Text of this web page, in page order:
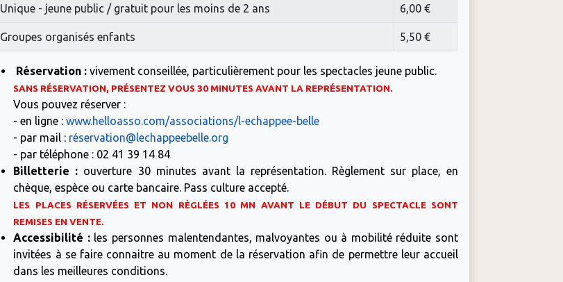
Unique - jeune public / gratuit pour les moins de 2 ans 6,00 €
Groupes organisés enfants 5,50 €
Réservation : vivement conseillée, particulièrement pour les spectacles jeune public.
SANS RÉSERVATION, PRÉSENTEZ VOUS 30 MINUTES AVANT LA REPRÉSENTATION.
Vous pouvez réserver :
- en ligne :www.helloasso.com/associations/l-echappee-belle
- par mail : réservation@lechappeebelle.org
- par téléphone : 02 41 39 14 84
Billetterie : ouverture 30 minutes avant la représentation. Règlement sur place, en
chèque, espèce ou carte bancaire. Pass culture accepté.
LES PLACES RÉSERVÉES ET NON RÈGLÉES 10 MN AVANT LE DÉBUT DU SPECTACLE SONT
REMISES EN VENTE.
Accessibilité :les personnes malentendantes, malvoyantes ou à mobilité réduite sont
invitées à se faire connaitre au moment de la réservation afin de permettre leur accueil
dans les meilleures conditions.